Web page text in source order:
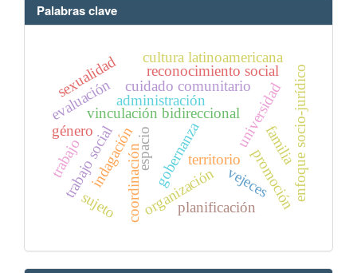
Palabras clave
gobernanzaterritorio
espacio
vinculación bidireccionaluniversidad
administración
coordinación
evaluación
indagación
organización
planificaciónpromoción
cuidado comunitario
reconocimiento social
cultura latinoamericana
trabajo social
género
sexualidad
trabajo
vejeces enfoque socio-jurídico
familia
sujeto